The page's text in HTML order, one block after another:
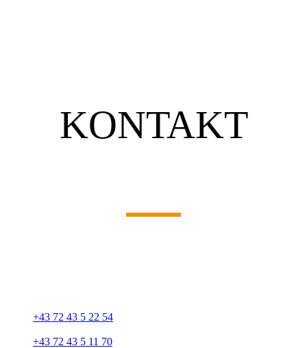
KONTAKT
+43 72 43 5 22 54
+43 72 43 5 11 70